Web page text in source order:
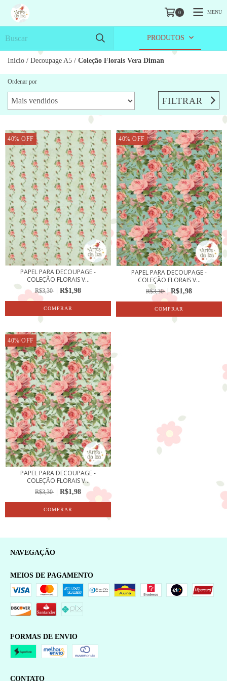
0 MENU
PRODUTOS
Início / Decoupage A5 / Coleção Florais Vera Diman
Ordenar por
FILTRAR
40% OFF
PAPEL PARA DECOUPAGE -
COLEÇÃO FLORAIS V...
R$3,30 R$1,98
40% OFF
PAPEL PARA DECOUPAGE -
COLEÇÃO FLORAIS V...
R$3,30 R$1,98
40% OFF
PAPEL PARA DECOUPAGE -
COLEÇÃO FLORAIS V...
R$3,30 R$1,98
NAVEGAÇÃO
MEIOS DE PAGAMENTO
FORMAS DE ENVIO
CONTATO